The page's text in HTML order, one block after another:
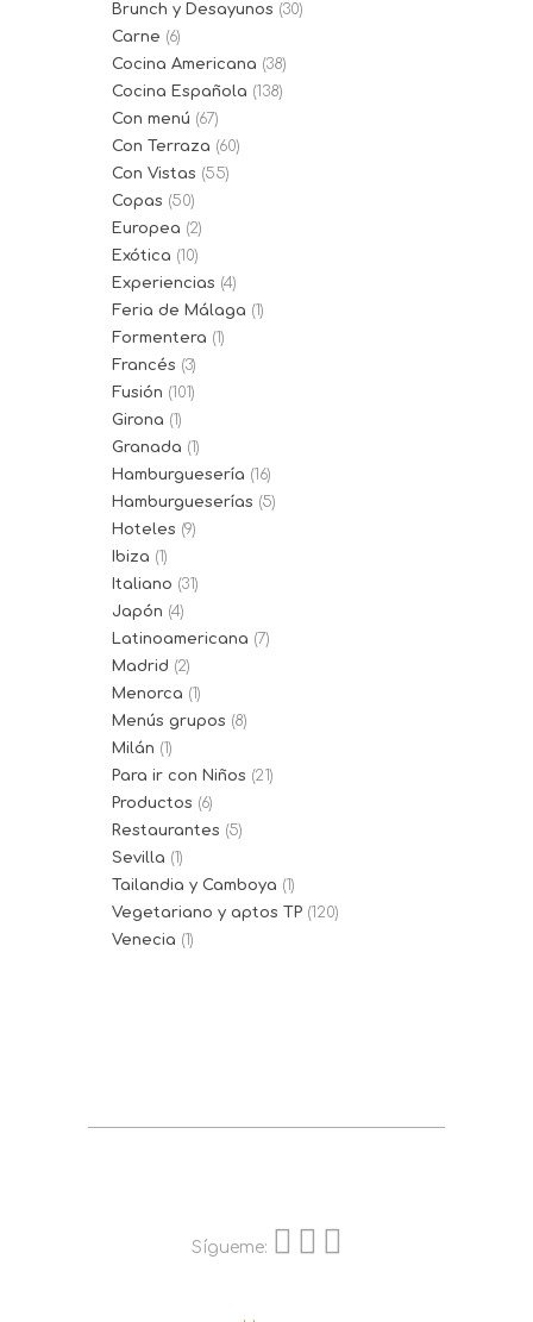
Brunch y Desayunos (30)
Carne (6)
Cocina Americana (38)
Cocina Española (138)
Con menú (67)
Con Terraza (60)
Con Vistas (55)
Copas (50)
Europea (2)
Exótica (10)
Experiencias (4)
Feria de Málaga (1)
Formentera (1)
Francés (3)
Fusión (101)
Girona (1)
Granada (1)
Hamburguesería (16)
Hamburgueserías (5)
Hoteles (9)
Ibiza (1)
Italiano (31)
Japón (4)
Latinoamericana (7)
Madrid (2)
Menorca (1)
Menús grupos (8)
Milán (1)
Para ir con Niños (21)
Productos (6)
Restaurantes (5)
Sevilla (1)
Tailandia y Camboya (1)
Vegetariano y aptos TP (120)
Venecia (1)
Sígueme: